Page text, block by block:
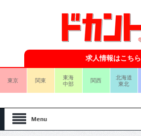
求人情報はこちら
東京 関東
東海
中部
関西
北海道
東北
Menu